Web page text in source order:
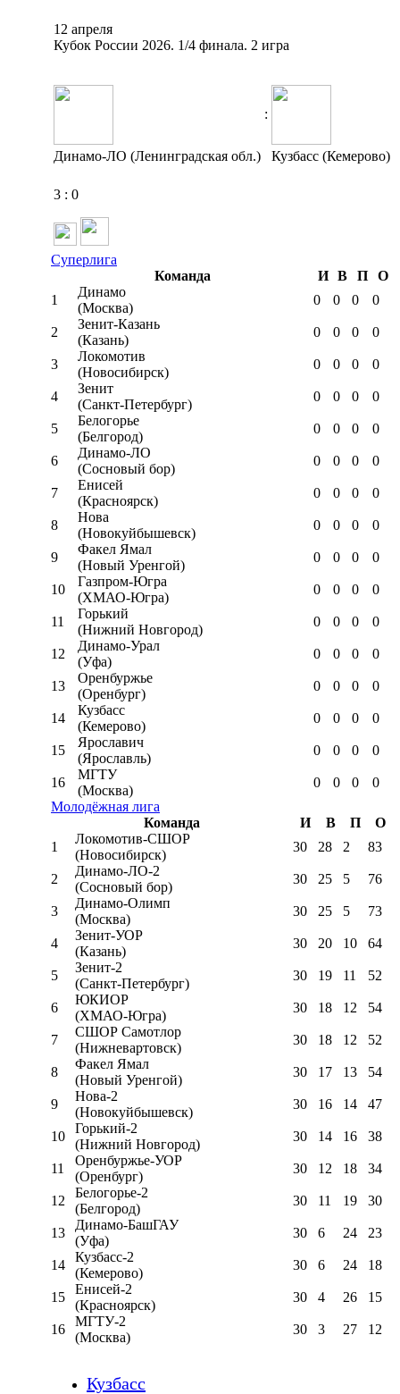
12 апреля
Кубок России 2026. 1/4 финала. 2 игра
:
Динамо-ЛО (Ленинградская обл.) Кузбасс (Кемерово)
3 : 0
Суперлига
Команда
И В П
О
1
Динамо
(Москва)
0 0 0 0
2
Зенит-Казань
(Казань)
0 0 0 0
3
Локомотив
(Новосибирск)
0 0 0 0
4
Зенит
(Санкт-Петербург)
0 0 0 0
5
Белогорье
(Белгород)
0 0 0 0
6
Динамо-ЛО
(Сосновый бор)
0 0 0 0
7
Енисей
(Красноярск)
0 0 0 0
8
Нова
(Новокуйбышевск)
0 0 0 0
9
Факел Ямал
(Новый Уренгой)
0 0 0 0
10
Газпром-Югра
(ХМАО-Югра)
0 0 0 0
11
Горький
(Нижний Новгород)
0 0 0 0
12
Динамо-Урал
(Уфа)
0 0 0 0
13
Оренбуржье
(Оренбург)
0 0 0 0
14
Кузбасс
(Кемерово)
0 0 0 0
15
Ярославич
(Ярославль)
0 0 0 0
16
МГТУ
(Москва)
0 0 0
0
Молодёжная лига
Команда
И В П
О
1
Локомотив-CШОР
(Новосибирск)
30 28 2 83
2
Динамо-ЛО-2
(Сосновый бор)
30 25 5 76
3
Динамо-Олимп
(Москва)
30 25 5 73
4
Зенит-УОР
(Казань)
30 20 10 64
5
Зенит-2
(Санкт-Петербург)
30 19 11 52
6
ЮКИОР
(ХМАО-Югра)
30 18 12 54
7
СШОР Самотлор
(Нижневартовск)
30 18 12 52
8
Факел Ямал
(Новый Уренгой)
30 17 13 54
9
Нова-2
(Новокуйбышевск)
30 16 14 47
10
Горький-2
(Нижний Новгород)
30 14 16 38
11
Оренбуржье-УОР
(Оренбург)
30 12 18 34
12
Белогорье-2
(Белгород)
30 11 19 30
13
Динамо-БашГАУ
(Уфа)
30 6 24 23
14
Кузбасс-2
(Кемерово)
30 6 24 18
15
Енисей-2
(Красноярск)
30 4 26 15
16
МГТУ-2
(Москва)
30 3 27 12
Кузбасс